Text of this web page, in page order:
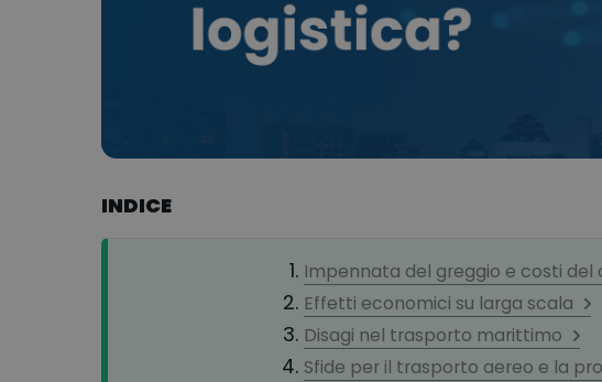
INDICE
Impennata del greggio e costi del
Effetti economici su larga scala
Disagi nel trasporto marittimo
Sfide per il trasporto aereo e la